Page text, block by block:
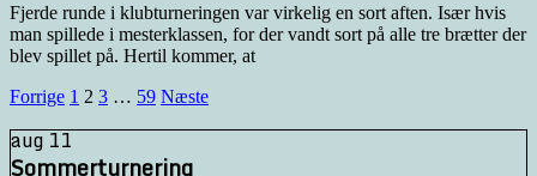
Fjerde runde i klubturneringen var virkelig en sort aften. Især hvis
man spillede i mesterklassen, for der vandt sort på alle tre brætter der
blev spillet på. Hertil kommer, at
Navigation
til
indlæg
Forrige 1 2 3 … 59 Næste
aug11
Sommerturnering